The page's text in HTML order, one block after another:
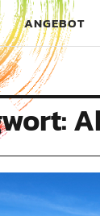
BUNTES
ANGEBOT